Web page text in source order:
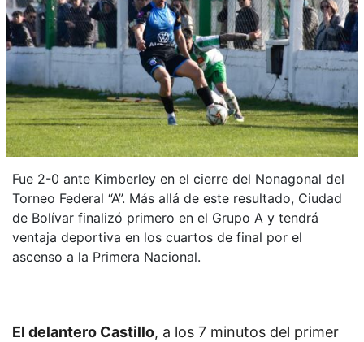
Fue 2-0 ante Kimberley en el cierre del Nonagonal del
Torneo Federal “A”. Más allá de este resultado, Ciudad
de Bolívar finalizó primero en el Grupo A y tendrá
ventaja deportiva en los cuartos de final por el
ascenso a la Primera Nacional.
El delantero Castillo, a los 7 minutos del primer